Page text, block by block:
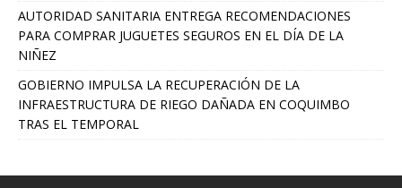
AUTORIDAD SANITARIA ENTREGA RECOMENDACIONES
PARA COMPRAR JUGUETES SEGUROS EN EL DÍA DE LA
NIÑEZ
GOBIERNO IMPULSA LA RECUPERACIÓN DE LA
INFRAESTRUCTURA DE RIEGO DAÑADA EN COQUIMBO
TRAS EL TEMPORAL